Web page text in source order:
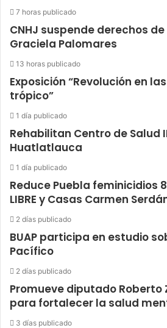
7 horas publicado
CNHJ suspende derechos
Graciela Palomares
13 horas publicado
Exposición “Revolución en
trópico”
1 día publicado
Rehabilitan Centro de Salud
Huatlatlauca
1 día publicado
Reduce Puebla feminicidios
LIBRE y Casas Carmen
2 días publicado
BUAP participa en estudio
Pacífico
2 días publicado
Promueve diputado
para fortalecer la salud
3 días publicado